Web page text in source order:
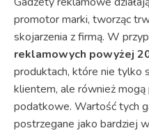
promotor marki, tworząc
skojarzenia z firmą. W
reklamowych powyżej 20
produktach, które nie tylko
klientem, ale również mogą
podatkowe. Wartość tych
postrzegane jako bardziej